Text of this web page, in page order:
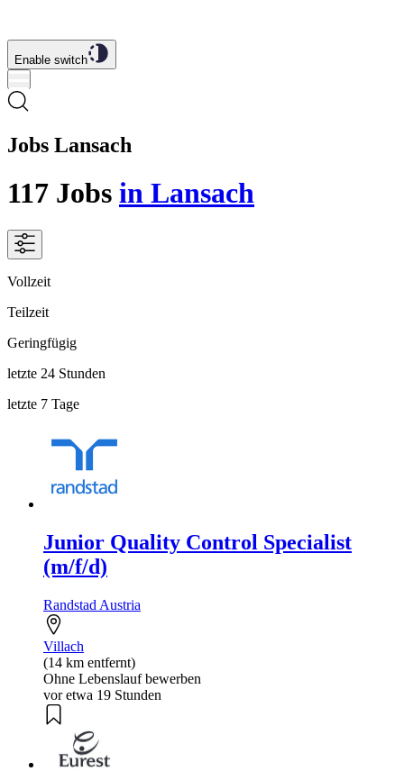
Enable switch
Jobs Lansach
117 Jobs in Lansach
Vollzeit
Teilzeit
Geringfügig
letzte 24 Stunden
letzte 7 Tage
Junior Quality Control Specialist
(m/f/d)
Randstad Austria
Villach
(14 km entfernt)
Ohne Lebenslauf bewerben
vor etwa 19 Stunden